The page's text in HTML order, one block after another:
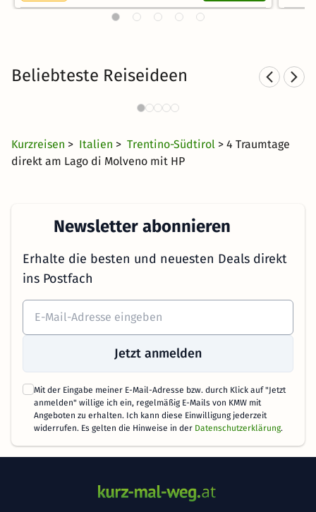
Beliebteste Reiseideen
Romantische Hotels in Südtirol
202 Angebote
Kurzreisen > Italien > Trentino-Südtirol > 4 Traumtage
direkt am Lago di Molveno mit HP
Newsletter abonnieren
Erhalte die besten und neuesten Deals direkt
ins Postfach
Jetzt anmelden
Mit der Eingabe meiner E-Mail-Adresse bzw. durch Klick auf "Jetzt
anmelden" willige ich ein, regelmäßig E-Mails von KMW mit
Angeboten zu erhalten. Ich kann diese Einwilligung jederzeit
widerrufen. Es gelten die Hinweise in der Datenschutzerklärung.